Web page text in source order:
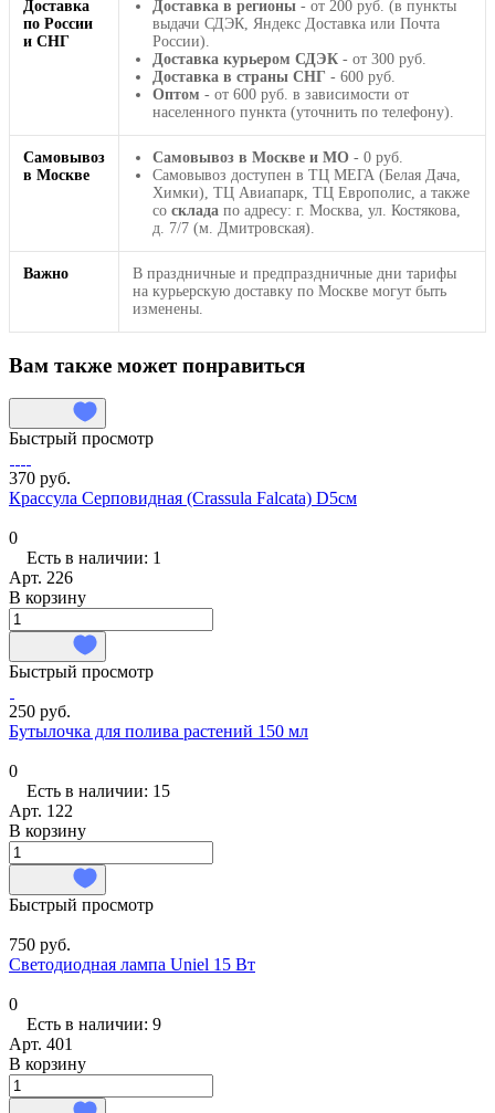
Доставка
по России
и СНГ
Доставка в регионы - от 200 руб. (в пункты
выдачи СДЭК, Яндекс Доставка или Почта
России).
Доставка курьером СДЭК - от 300 руб.
Доставка в страны СНГ - 600 руб.
Оптом - от 600 руб. в зависимости от
населенного пункта (уточнить по телефону).
Самовывоз
в Москве
Самовывоз в Москве и МО - 0 руб.
Самовывоз доступен в ТЦ МЕГА (Белая Дача,
Химки), ТЦ Авиапарк, ТЦ Европолис, а также
со склада по адресу: г. Москва, ул. Костякова,
д. 7/7 (м. Дмитровская).
Важно
В праздничные и предпраздничные дни тарифы
на курьерскую доставку по Москве могут быть
изменены.
Вам также может понравиться
Быстрый просмотр
370 руб.
Крассула Cерповидная (Crassula Falcata) D5см
0
Есть в наличии: 1
Арт. 226
В корзину
Быстрый просмотр
250 руб.
Бутылочка для полива растений 150 мл
0
Есть в наличии: 15
Арт. 122
В корзину
Быстрый просмотр
750 руб.
Светодиодная лампа Uniel 15 Вт
0
Есть в наличии: 9
Арт. 401
В корзину